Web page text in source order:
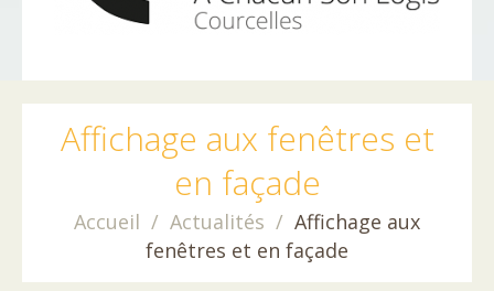
Affichage aux fenêtres et
en façade
Accueil Actualités
Affichage aux
fenêtres et en façade